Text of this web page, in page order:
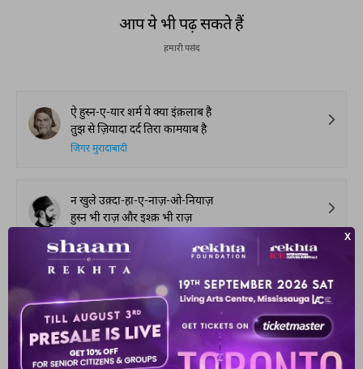
आप ये भी पढ़ सकते हैं
हमारी पसंद
ऐ हुस्न-ए-यार शर्म ये क्या इंक़लाब है
तुझ से ज़ियादा दर्द तिरा कामयाब है
जिगर मुरादाबादी
न खुले उक़्दा-हा-ए-नाज़-ओ-नियाज़
हुस्न भी राज़ और इश्क़ भी राज़
काफ़िर वो ज़ुल्फ़-ए-पुर-शिकन एक इस तरफ़ एक उस तरफ़
फिर उस पे चश्म-ए-सेहर-ए-फ़न एक इस तरफ़ एक उस तरफ़
दाग़ देहलवी